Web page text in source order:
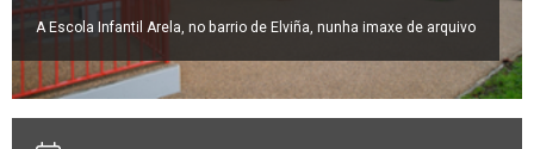
A Escola Infantil Arela, no barrio de Elviña, nunha imaxe de arquivo